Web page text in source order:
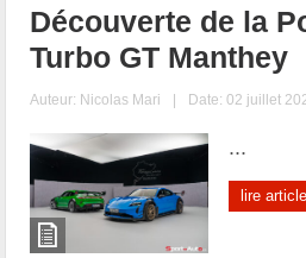
Découverte de la
Turbo GT Manthey
Auteur: Nicolas Mari | Date: 02 juillet
...
lire article